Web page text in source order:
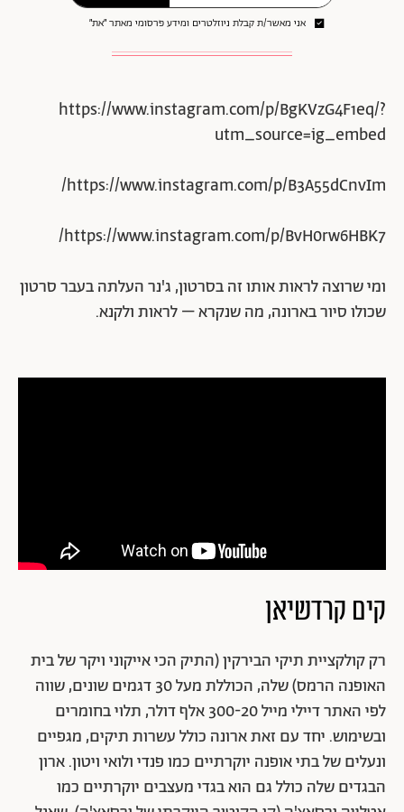
אני מאשר/ת קבלת ניוזלטרים ומידע פרסומי מאתר ״את״
https://www.instagram.com/p/BgKVzG4F1eq/?
utm_source=ig_embed
https://www.instagram.com/p/B3A55dCnvIm/
https://www.instagram.com/p/BvH0rw6HBK7/
ומי שרוצה לראות אותו זה בסרטון, ג'נר העלתה בעבר סרטון
שכולו סיור בארונה, מה שנקרא – לראות ולקנא.
קים קרדשיאן
רק קולקציית תיקי הבירקין (התיק הכי אייקוני ויקר של בית
האופנה הרמס) שלה, הכוללת מעל 30 דגמים שונים, שווה
לפי האתר דיילי מייל 300-20 אלף דולר, תלוי בחומרים
ובשימוש. יחד עם זאת ארונה כולל עשרות תיקים, מגפיים
ונעלים של בתי אופנה יוקרתיים כמו פנדי ולואי ויטון. ארון
הבגדים שלה כולל גם הוא בגדי מעצבים יוקרתיים כמו